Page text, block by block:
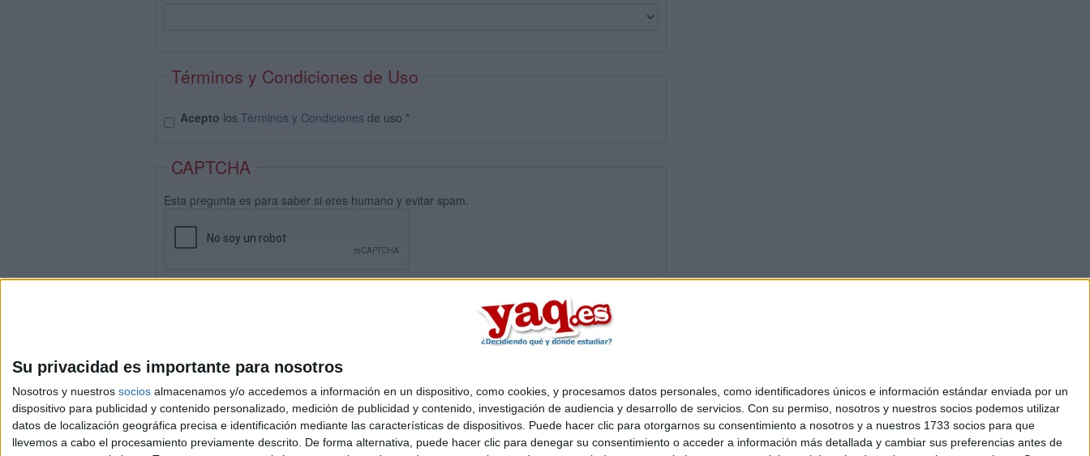
Su privacidad es importante para nosotros
Nosotros y nuestros socios almacenamos y/o accedemos a información en un dispositivo, como cookies, y procesamos datos personales, como identificadores únicos e información estándar enviada por un
dispositivo para publicidad y contenido personalizado, medición de publicidad y contenido, investigación de audiencia y desarrollo de servicios. Con su permiso, nosotros y nuestros socios podemos utilizar
datos de localización geográfica precisa e identificación mediante las características de dispositivos. Puede hacer clic para otorgarnos su consentimiento a nosotros y a nuestros 1733 socios para que
llevemos a cabo el procesamiento previamente descrito. De forma alternativa, puede hacer clic para denegar su consentimiento o acceder a información más detallada y cambiar sus preferencias antes de
Términos y Condiciones de Uso
Acepto los Términos y Condiciones de uso *
CAPTCHA
Esta pregunta es para saber si eres humano y evitar spam.
Quiénes somos |Contactar| Anúnciate
Aviso legal|Politica de privacidad|Condiciones generales|Política de cookies